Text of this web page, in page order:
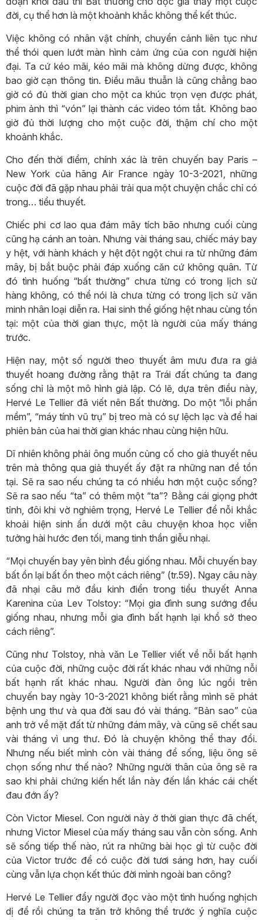
đời, cụ thể hơn là một khoảnh khắc không thể kết thúc.
Việc không có nhân vật chính, chuyển cảnh liên tục như
thể thói quen lướt màn hình cảm ứng của con người hiện
đại. Ta cứ kéo mãi, kéo mãi mà không dừng được, không
bao giờ cạn thông tin. Điều mâu thuẫn là cũng chẳng bao
giờ có đủ thời gian cho một ca khúc trọn vẹn được phát,
phim ảnh thì “vón” lại thành các video tóm tắt. Không bao
giờ đủ thời lượng cho một cuộc đời, thậm chí cho một
khoảnh khắc.
Cho đến thời điểm, chính xác là trên chuyến bay Paris –
New York của hãng Air France ngày 10-3-2021, những
cuộc đời đã gặp nhau phải trải qua một chuyện chắc chỉ có
trong… tiểu thuyết.
Chiếc phi cơ lao qua đám mây tích bão nhưng cuối cùng
cũng hạ cánh an toàn. Nhưng vài tháng sau, chiếc máy bay
y hệt, với hành khách y hệt đột ngột chui ra từ những đám
mây, bị bắt buộc phải đáp xuống căn cứ không quân. Từ
đó tình huống “bất thường” chưa từng có trong lịch sử
hàng không, có thể nói là chưa từng có trong lịch sử văn
minh nhân loại diễn ra. Hai sinh thể giống hệt nhau cùng tồn
tại: một của thời gian thực, một là người của mấy tháng
trước.
Hiện nay, một số người theo thuyết âm mưu đưa ra giả
thuyết hoang đường rằng thật ra Trái đất chúng ta đang
sống chỉ là một mô hình giả lập. Có lẽ, dựa trên điều này,
Hervé Le Tellier đã viết nên Bất thường. Do một “lỗi phần
mềm”, “máy tính vũ trụ” bị treo mà có sự lệch lạc và để hai
phiên bản của hai thời gian khác nhau cùng hiện hữu.
Dĩ nhiên không phải ông muốn củng cố cho giả thuyết nêu
trên mà thông qua giả thuyết ấy đặt ra những nan đề tồn
tại. Sẽ ra sao nếu chúng ta có nhiều hơn một cuộc sống?
Sẽ ra sao nếu “ta” có thêm một “ta”? Bằng cái giọng phớt
tỉnh, đôi khi vờ nghiêm trọng, Hervé Le Tellier để nỗi khắc
khoải hiện sinh ẩn dưới một câu chuyện khoa học viễn
tưởng hài hước đen tối, mang tinh thần giễu nhại.
“Mọi chuyến bay yên bình đều giống nhau. Mỗi chuyến bay
bất ổn lại bất ổn theo một cách riêng” (tr.59). Ngay câu này
đã nhại câu mở đầu kinh điển trong tiểu thuyết Anna
Karenina của Lev Tolstoy: “Mọi gia đình sung sướng đều
giống nhau, nhưng mỗi gia đình bất hạnh lại khổ sở theo
cách riêng”.
Cũng như Tolstoy, nhà văn Le Tellier viết về nỗi bất hạnh
của cuộc đời, những cuộc đời rất khác nhau với những nỗi
bất hạnh rất khác nhau. Người đàn ông lúc ngồi trên
chuyến bay ngày 10-3-2021 không biết rằng mình sẽ phát
bệnh ung thư và qua đời sau đó vài tháng. “Bản sao” của
anh trở về mặt đất từ những đám mây, và cũng sẽ chết sau
vài tháng vì ung thư. Đó là chuyện không thể thay đổi.
Nhưng nếu biết mình còn vài tháng để sống, liệu ông sẽ
chọn sống như thế nào? Những người thân của ông sẽ ra
sao khi phải chứng kiến hết lần này đến lần khác cái chết
đau đớn ấy?
Còn Victor Miesel. Con người này ở thời gian thực đã chết,
nhưng Victor Miesel của mấy tháng sau vẫn còn sống. Anh
sẽ sống tiếp thế nào, rút ra những bài học gì từ cuộc đời
của Victor trước để có cuộc đời tươi sáng hơn, hay cuối
cùng vẫn lựa chọn kết thúc đời mình ngoài ban công?
Hervé Le Tellier đẩy người đọc vào một tình huống nghịch
dị để rồi chúng ta trăn trở không thể trước ý nghĩa cuộc